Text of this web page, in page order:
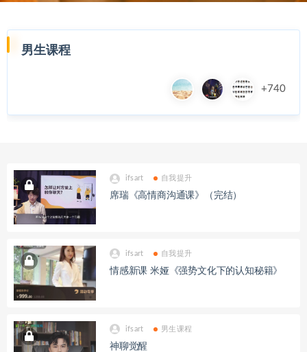
男生课程
+740
ifsart 自我提升
席瑞《高情商沟通课》（完结）
ifsart 自我提升
情感新课 米娅《强势文化下的认知秘籍》
ifsart 男生课程
神聊觉醒